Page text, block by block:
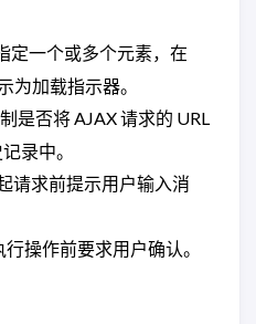
定一个或多个元素，在
为加载指示器。
是否将 AJAX 请求的 URL
录中。
请求前提示用户输入消
行操作前要求用户确认。